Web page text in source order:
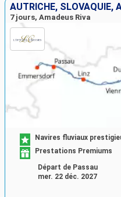
AUTRICHE, SLOVAQUIE,
7 jours, Amadeus Riva
Navires fluviaux
Prestations Premiums
Départ de Passau
mer. 22 déc. 2027